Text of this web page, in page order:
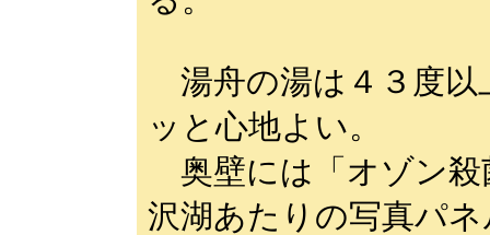
湯舟の湯は４３度以
ッと心地よい。
奥壁には「オゾン殺
沢湖あたりの写真パ